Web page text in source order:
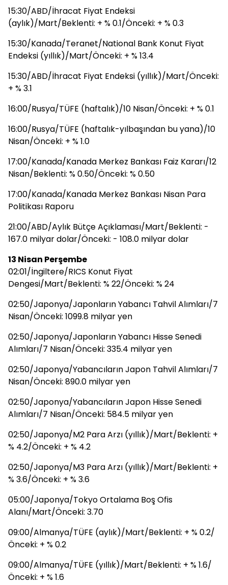
15:30/ABD/İhracat Fiyat Endeksi
(aylık)/Mart/Beklenti: + % 0.1/Önceki: + % 0.3
15:30/Kanada/Teranet/National Bank Konut Fiyat
Endeksi (yıllık)/Mart/Önceki: + % 13.4
15:30/ABD/İhracat Fiyat Endeksi (yıllık)/Mart/Önceki:
+ % 3.1
16:00/Rusya/TÜFE (haftalık)/10 Nisan/Önceki: + % 0.1
16:00/Rusya/TÜFE (haftalık-yılbaşından bu yana)/10
Nisan/Önceki: + % 1.0
17:00/Kanada/Kanada Merkez Bankası Faiz Kararı/12
Nisan/Beklenti: % 0.50/Önceki: % 0.50
17:00/Kanada/Kanada Merkez Bankası Nisan Para
Politikası Raporu
21:00/ABD/Aylık Bütçe Açıklaması/Mart/Beklenti: -
167.0 milyar dolar/Önceki: - 108.0 milyar dolar
13 Nisan Perşembe
02:01/İngiltere/RICS Konut Fiyat
Dengesi/Mart/Beklenti: % 22/Önceki: % 24
02:50/Japonya/Japonların Yabancı Tahvil Alımları/7
Nisan/Önceki: 1099.8 milyar yen
02:50/Japonya/Japonların Yabancı Hisse Senedi
Alımları/7 Nisan/Önceki: 335.4 milyar yen
02:50/Japonya/Yabancıların Japon Tahvil Alımları/7
Nisan/Önceki: 890.0 milyar yen
02:50/Japonya/Yabancıların Japon Hisse Senedi
Alımları/7 Nisan/Önceki: 584.5 milyar yen
02:50/Japonya/M2 Para Arzı (yıllık)/Mart/Beklenti: +
% 4.2/Önceki: + % 4.2
02:50/Japonya/M3 Para Arzı (yıllık)/Mart/Beklenti: +
% 3.6/Önceki: + % 3.6
05:00/Japonya/Tokyo Ortalama Boş Ofis
Alanı/Mart/Önceki: 3.70
09:00/Almanya/TÜFE (aylık)/Mart/Beklenti: + % 0.2/
Önceki: + % 0.2
09:00/Almanya/TÜFE (yıllık)/Mart/Beklenti: + % 1.6/
Önceki: + % 1.6